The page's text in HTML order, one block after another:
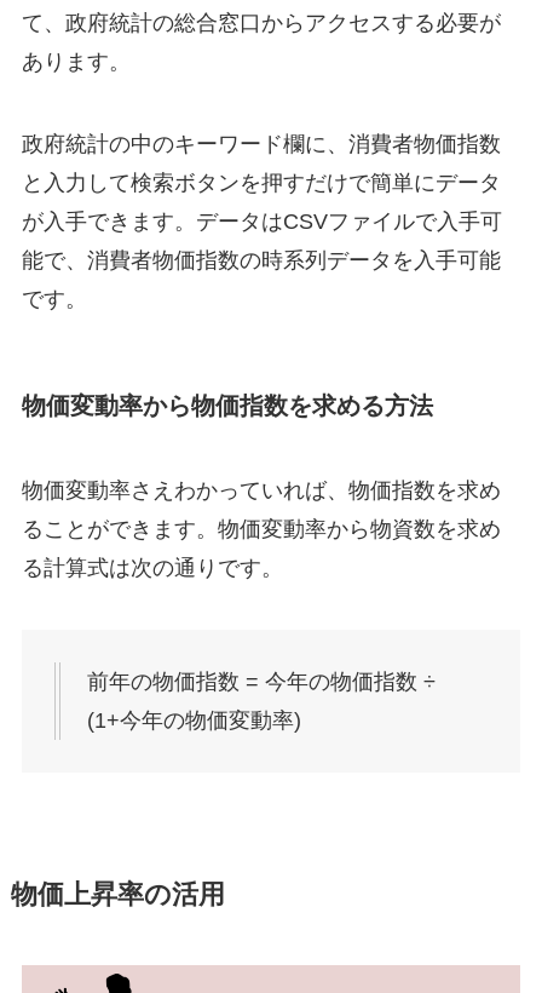
て、政府統計の総合窓口からアクセスする必要が
あります。
政府統計の中のキーワード欄に、消費者物価指数
と入力して検索ボタンを押すだけで簡単にデータ
が入手できます。データはCSVファイルで入手可
能で、消費者物価指数の時系列データを入手可能
です。
物価変動率から物価指数を求める方法
物価変動率さえわかっていれば、物価指数を求め
ることができます。物価変動率から物資数を求め
る計算式は次の通りです。
前年の物価指数 = 今年の物価指数 ÷
(1+今年の物価変動率)
物価上昇率の活用